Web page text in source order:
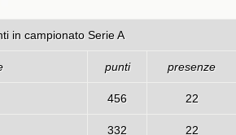
in campionato Serie A
punti presenze
456 22
332 22